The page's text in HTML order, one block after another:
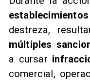
establecimientos
destreza,
múltiples
a cursar
comercial,